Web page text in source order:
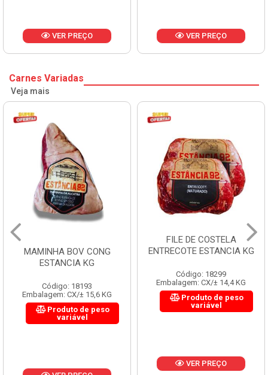
VER PREÇO VER PREÇO
Carnes Variadas
Veja mais
MAMINHA BOV CONG
ESTANCIA KG
Código: 18193
Embalagem: CX/± 15,6 KG
Produto de peso
variável
FILE DE COSTELA
ENTRECOTE ESTANCIA KG
Código: 18299
Embalagem: CX/± 14,4 KG
Produto de peso
variável
VER PREÇO